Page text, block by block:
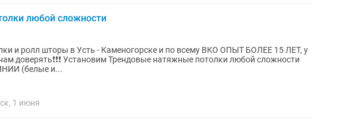
любой сложности
шторы в Усть - Каменогорске и по всему ВКО ОПЫТ БОЛЕЕ 15 ЛЕТ, у
натяжные потолки любой сложности
(белые и...
1 июня